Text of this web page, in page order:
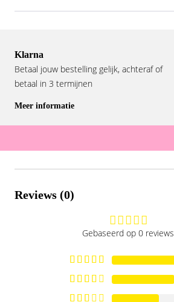
Klarna
Betaal jouw bestelling gelijk, achteraf of
betaal in 3 termijnen
Meer informatie
Reviews (0)
Gebaseerd op 0 reviews